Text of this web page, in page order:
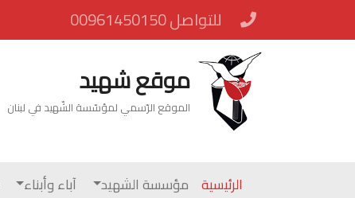
للتواصل 00961450150
موقع شهيد
الموقع الرّسمي لمؤسّسة الشّهيد في لبنان
الرئيسية مؤسسة الشهيد آباء وأبناء